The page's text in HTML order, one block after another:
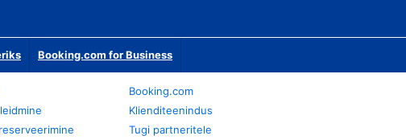
Booking.com for Business
Booking.com
Klienditeenindus
Tugi partneritele